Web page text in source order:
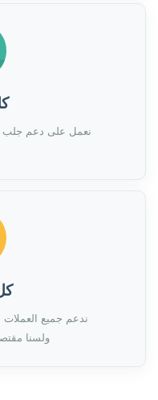
نعمل على دعم جلب
ندعم جميع العملات
ولسنا